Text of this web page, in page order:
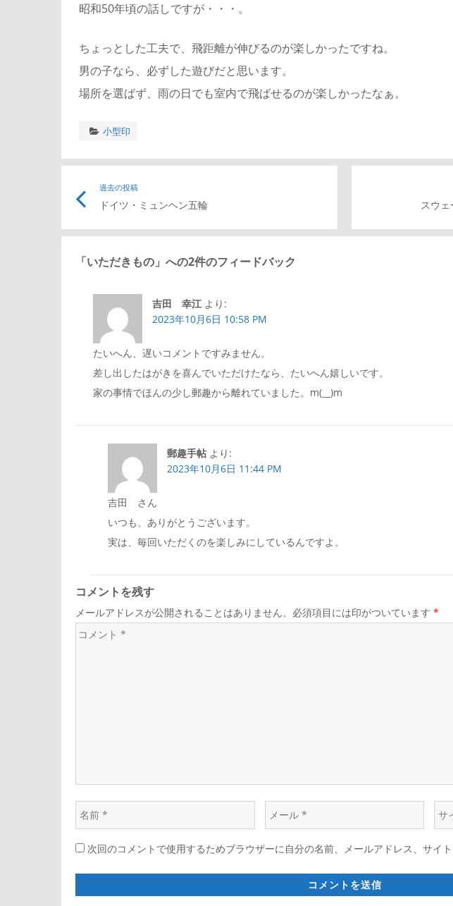
昭和50年頃の話しですが・・・。
ちょっとした工夫で、飛距離が伸びるのが楽しかったですね。
男の子なら、必ずした遊びだと思います。
場所を選ばず、雨の日でも室内で飛ばせるのが楽しかったなぁ。
小型印
稿
過去の投稿
ドイツ・ミュンヘン五輪
記
スウ
「いただきもの 」への2件のフィードバック
吉田 幸江 より:
2023年10月6日 10:58 PM
たいへん、遅いコメントですみません。
差し出したはがきを喜んでいただけたなら、たいへん嬉しいです。
家の事情でほんの少し郵趣から離れていました。m(__)m
郵趣手帖 より:
2023年10月6日 11:44 PM
吉田 さん
いつも、ありがとうございます。
実は、毎回いただくのを楽しみにしているんですよ。
コメントを残す
メールアドレスが公開されることはありません。必須項目には印がついています *
コ
名
前
*
ー
ル
ウ
ェ
ブ
次回のコメントで使用するためブラウザーに自分の名前、メールアドレス、サイト